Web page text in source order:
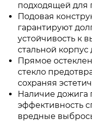
подходящей
Подовая
гарантируют
устойчивость к
стальной
Прямое
стекло
сохраняя
Наличие дожига
эффективность
вредные